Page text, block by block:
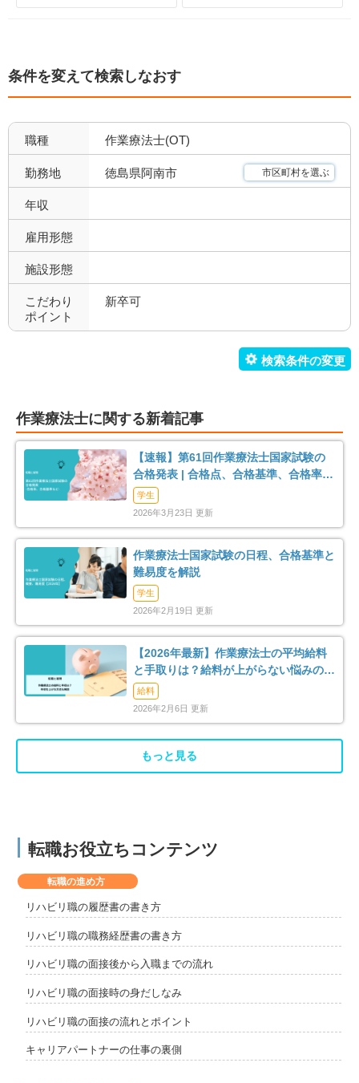
日祝休み 1 土日祝休み 0
年間休日120日以上 0
福利厚生充実 12 社会保険完備 8
昇給あり 退職金あり
寮あり 0
試用期間有
職場環境充実
4
車通勤可 12 転居のサポート充実
リハスタッフ複数在籍 経営が安定している 12
管理職募集 0
条件を変えて検索しなおす
職種 作業療法士(OT)
勤務地 徳島県阿南市 市区町村を選ぶ
年収
雇用形態
施設形態
こだわり
ポイント
新卒可
作業療法士に関する新着記事
【速報】第61回作業療法士国家試験の
合格発表 | 合格点、合格基準、合格率
（2026年）
学生
2026年3月23日 更新
作業療法士国家試験の日程、合格基準と
難易度を解説
学生
2026年2月19日 更新
【2026年最新】作業療法士の平均給料
と手取りは？給料が上がらない悩みの解
消法まで解説
給料
2026年2月6日 更新
もっと見る
転職お役立ちコンテンツ
転職の進め方
リハビリ職の履歴書の書き方
リハビリ職の職務経歴書の書き方
リハビリ職の面接後から入職までの流れ
リハビリ職の面接時の身だしなみ
リハビリ職の面接の流れとポイント
キャリアパートナーの仕事の裏側